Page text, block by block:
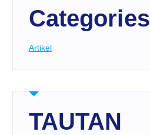
Categories
Artikel
TAUTAN